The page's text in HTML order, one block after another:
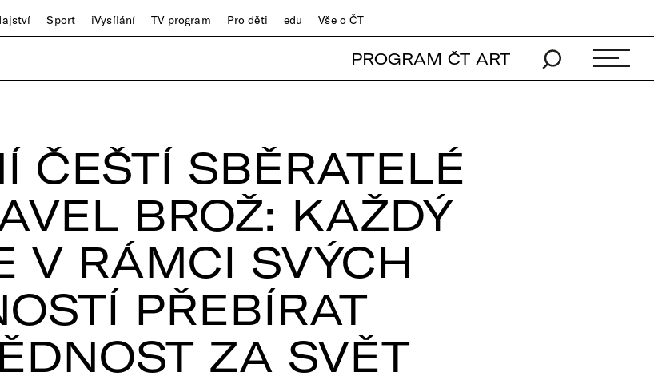
Sport iVysílání TV program Pro děti edu Vše o ČT
PROGRAM ČT ART
ČEŠTÍ SBĚRATELÉ
BROŽ: KAŽDÝ
V RÁMCI SVÝCH
PŘEBÍRAT
ZA SVĚT